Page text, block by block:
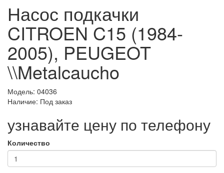
Насос подкачки
CITROEN C15 (1984-
2005), PEUGEOT
\\Metalcaucho
Модель: 04036
Наличие: Под заказ
узнавайте цену по телефону
Количество